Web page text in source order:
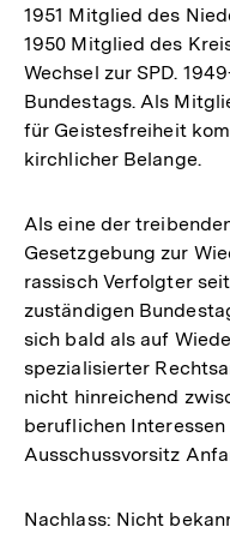
1951 Mitglied des
1950 Mitglied des
Wechsel zur SPD.
Bundestags. Als
für Geistesfreiheit
kirchlicher Belange.
Als eine der
Gesetzgebung zur
rassisch Verfolgter
zuständigen
sich bald als auf
spezialisierter
nicht hinreichend
beruflichen
Ausschussvorsitz
Nachlass: Nicht